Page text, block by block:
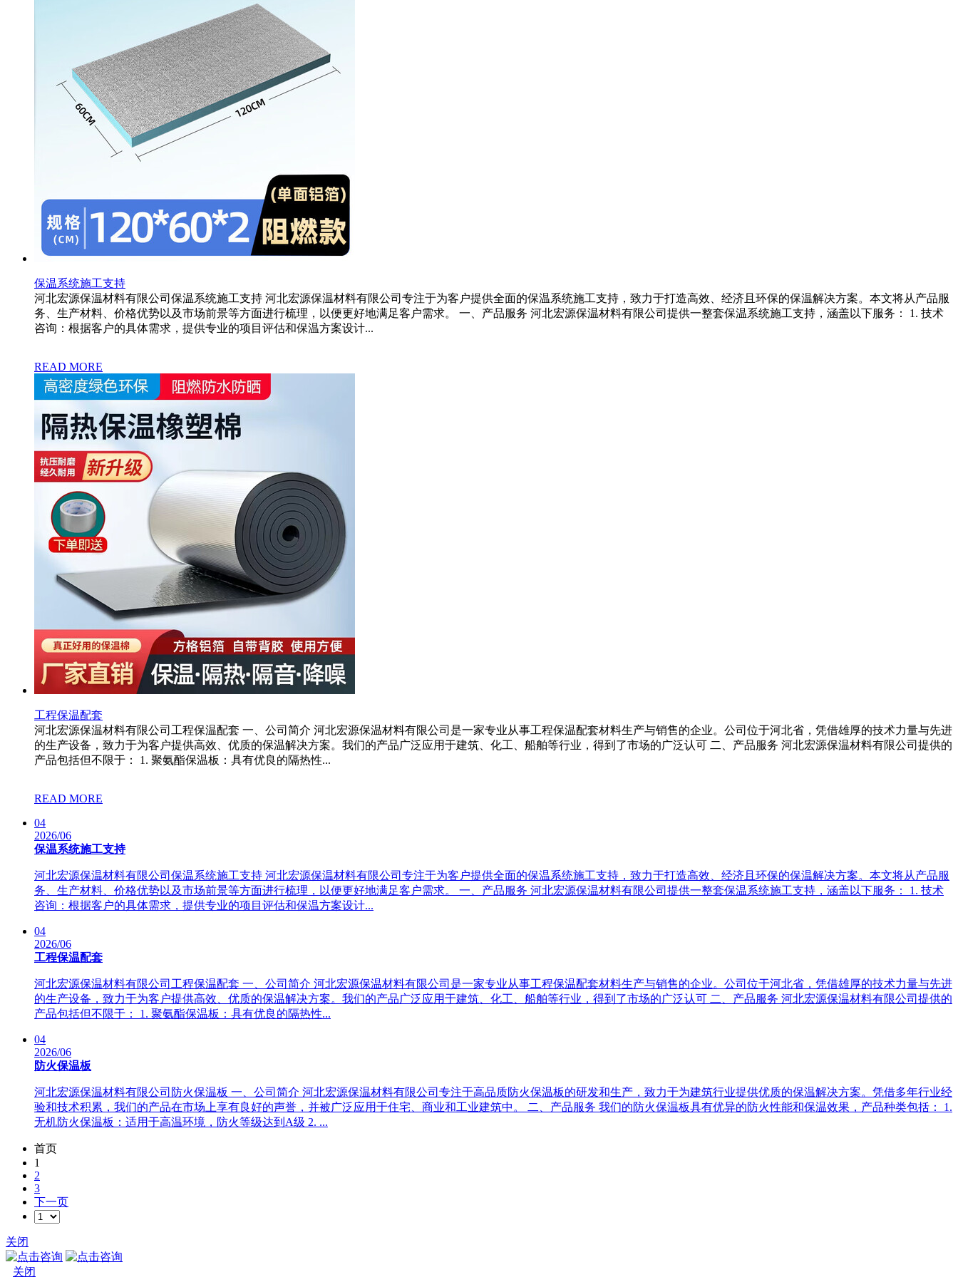
保温系统施工支持
河北宏源保温材料有限公司保温系统施工支持 河北宏源保温材料有限公司专注于为客户提供全面的保温系统施工支持，致力于打造高效、经济且环保的保温解决方案。本文将从产品服
务、生产材料、价格优势以及市场前景等方面进行梳理，以便更好地满足客户需求。 一、产品服务 河北宏源保温材料有限公司提供一整套保温系统施工支持，涵盖以下服务： 1. 技术
咨询：根据客户的具体需求，提供专业的项目评估和保温方案设计...
READ MORE
工程保温配套
河北宏源保温材料有限公司工程保温配套 一、公司简介 河北宏源保温材料有限公司是一家专业从事工程保温配套材料生产与销售的企业。公司位于河北省，凭借雄厚的技术力量与先进
的生产设备，致力于为客户提供高效、优质的保温解决方案。我们的产品广泛应用于建筑、化工、船舶等行业，得到了市场的广泛认可 二、产品服务 河北宏源保温材料有限公司提供的
产品包括但不限于： 1. 聚氨酯保温板：具有优良的隔热性...
READ MORE
04
2026/06
保温系统施工支持
河北宏源保温材料有限公司保温系统施工支持 河北宏源保温材料有限公司专注于为客户提供全面的保温系统施工支持，致力于打造高效、经济且环保的保温解决方案。本文将从产品服
务、生产材料、价格优势以及市场前景等方面进行梳理，以便更好地满足客户需求。 一、产品服务 河北宏源保温材料有限公司提供一整套保温系统施工支持，涵盖以下服务： 1. 技术
咨询：根据客户的具体需求，提供专业的项目评估和保温方案设计...
04
2026/06
工程保温配套
河北宏源保温材料有限公司工程保温配套 一、公司简介 河北宏源保温材料有限公司是一家专业从事工程保温配套材料生产与销售的企业。公司位于河北省，凭借雄厚的技术力量与先进
的生产设备，致力于为客户提供高效、优质的保温解决方案。我们的产品广泛应用于建筑、化工、船舶等行业，得到了市场的广泛认可 二、产品服务 河北宏源保温材料有限公司提供的
产品包括但不限于： 1. 聚氨酯保温板：具有优良的隔热性...
04
2026/06
防火保温板
河北宏源保温材料有限公司防火保温板 一、公司简介 河北宏源保温材料有限公司专注于高品质防火保温板的研发和生产，致力于为建筑行业提供优质的保温解决方案。凭借多年行业经
验和技术积累，我们的产品在市场上享有良好的声誉，并被广泛应用于住宅、商业和工业建筑中。 二、产品服务 我们的防火保温板具有优异的防火性能和保温效果，产品种类包括： 1.
无机防火保温板：适用于高温环境，防火等级达到A级 2. ...
首页
1
2
3
下一页
关闭
关闭